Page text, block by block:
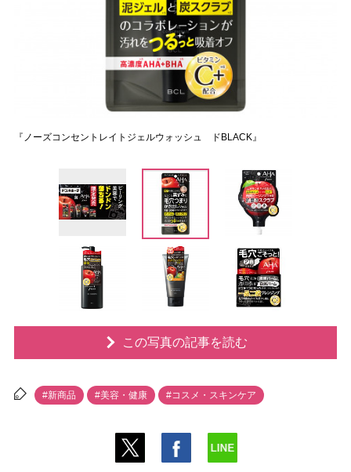
『ノーズコンセントレイトジェルウォッシュ ドBLACK』
この写真の記事を読む
#新商品 #美容・健康 #コスメ・スキンケア